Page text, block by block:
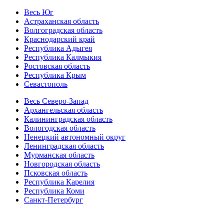
Весь Юг
Астраханская область
Волгоградская область
Краснодарский край
Республика Адыгея
Республика Калмыкия
Ростовская область
Республика Крым
Севастополь
Весь Северо-Запад
Архангельская область
Калининградская область
Вологодская область
Ненецкий автономный округ
Ленинградская область
Мурманская область
Новгородская область
Псковская область
Республика Карелия
Республика Коми
Санкт-Петербург